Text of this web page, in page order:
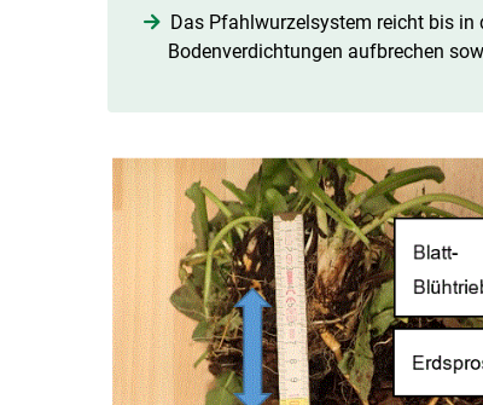
Das Pfahlwurzelsystem reicht bis in
Bodenverdichtungen aufbrechen